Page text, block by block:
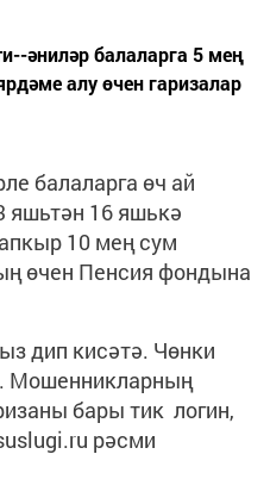
әниләр балаларга 5 мең
алу өчен гаризалар
балаларга өч ай
яшьтән 16 яшькә
10 мең сум
өчен Пенсия фондына
дип кисәтә. Чөнки
Мошенникларның
бары тик логин,
рәсми